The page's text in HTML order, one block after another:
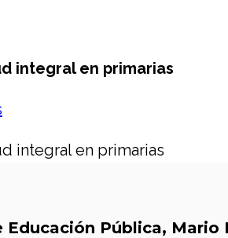
integral en primarias
Educación Pública, Mario